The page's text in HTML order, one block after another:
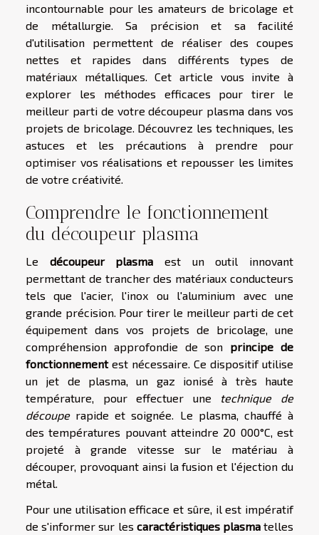
incontournable pour les amateurs de bricolage et
de métallurgie. Sa précision et sa facilité
d'utilisation permettent de réaliser des coupes
nettes et rapides dans différents types de
matériaux métalliques. Cet article vous invite à
explorer les méthodes efficaces pour tirer le
meilleur parti de votre découpeur plasma dans vos
projets de bricolage. Découvrez les techniques, les
astuces et les précautions à prendre pour
optimiser vos réalisations et repousser les limites
de votre créativité.
Comprendre le fonctionnement
du découpeur plasma
Le découpeur plasma est un outil innovant
permettant de trancher des matériaux conducteurs
tels que l'acier, l'inox ou l'aluminium avec une
grande précision. Pour tirer le meilleur parti de cet
équipement dans vos projets de bricolage, une
compréhension approfondie de son principe de
fonctionnementest nécessaire. Ce dispositif utilise
un jet de plasma, un gaz ionisé à très haute
température, pour effectuer une technique de
découperapide et soignée. Le plasma, chauffé à
des températures pouvant atteindre 20 000°C, est
projeté à grande vitesse sur le matériau à
découper, provoquant ainsi la fusion et l'éjection du
métal.
Pour une utilisation efficace et sûre, il est impératif
de s'informer sur les caractéristiques plasmatelles